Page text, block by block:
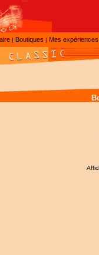
| Boutiques | Mes